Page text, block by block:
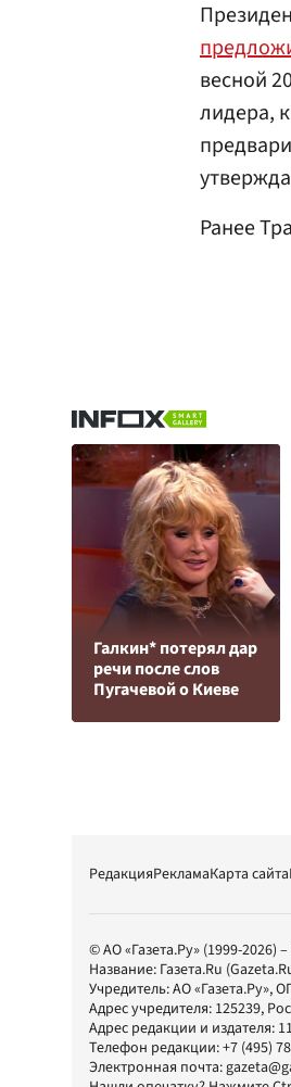
весной
лидера,
Ранее
Галкин* потерял дар
речи после слов
Пугачевой о Киеве
РедакцияРекламаКарта сайта
© АО «Газета.Ру» (1999-2026)
Название: Газета.Ru
Учредитель:АО «Газета.Ру»,
Адрес учредителя: 125239,
Адрес редакции и издателя:
Телефон редакции:+7 (495)
Электронная почта: